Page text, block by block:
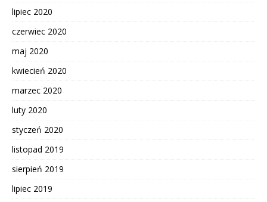
lipiec 2020
czerwiec 2020
maj 2020
kwiecień 2020
marzec 2020
luty 2020
styczeń 2020
listopad 2019
sierpień 2019
lipiec 2019